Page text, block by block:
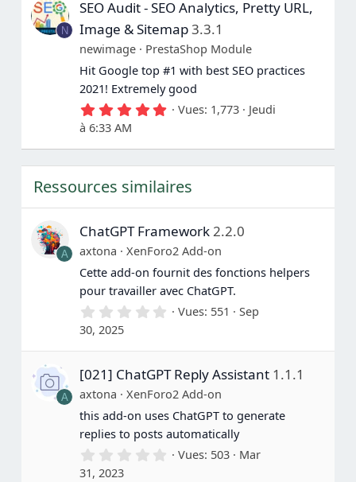
t
i
l
e
(
s
)
N
SEO Audit - SEO Analytics, Pretty URL,
Image & Sitemap3.3.1
newimage
PrestaShop Module
Hit Google top #1 with best SEO practices
2021! Extremely good
5
0
o
i
l
(
s
Vues 1,773
Jeudi
à 6:33 AM
Ressources similaires
A
ChatGPT Framework2.2.0
axtona
XenForo2 Add-on
Cette add-on fournit des fonctions helpers
pour travailler avec ChatGPT.
0
0
t
o
i
l
e
(
s
Vues 551
Sep
30, 2025
A
[021] ChatGPT Reply Assistant 1.1.1
axtona
XenForo2 Add-on
this add-on uses ChatGPT to generate
replies to posts automatically
0 Vues 503
Mar
31, 2023